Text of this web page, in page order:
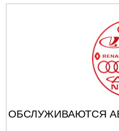
ОБСЛУЖИВАЮТСЯ